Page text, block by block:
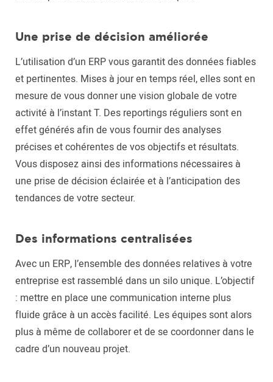
Une prise de décision améliorée
L’utilisation d’un ERP vous garantit des données fiables
et pertinentes. Mises à jour en temps réel, elles sont en
mesure de vous donner une vision globale de votre
activité à l’instant T. Des reportings réguliers sont en
effet générés afin de vous fournir des analyses
précises et cohérentes de vos objectifs et résultats.
Vous disposez ainsi des informations nécessaires à
une prise de décision éclairée et à l’anticipation des
tendances de votre secteur.
Des informations centralisées
Avec un ERP, l’ensemble des données relatives à votre
entreprise est rassemblé dans un silo unique. L’objectif
: mettre en place une communication interne plus
fluide grâce à un accès facilité. Les équipes sont alors
plus à même de collaborer et de se coordonner dans le
cadre d’un nouveau projet.